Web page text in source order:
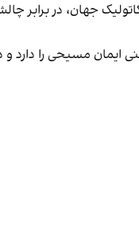
که به زبان ایتالیایی خواند، گفت که
غنی ایمان مسیحی را